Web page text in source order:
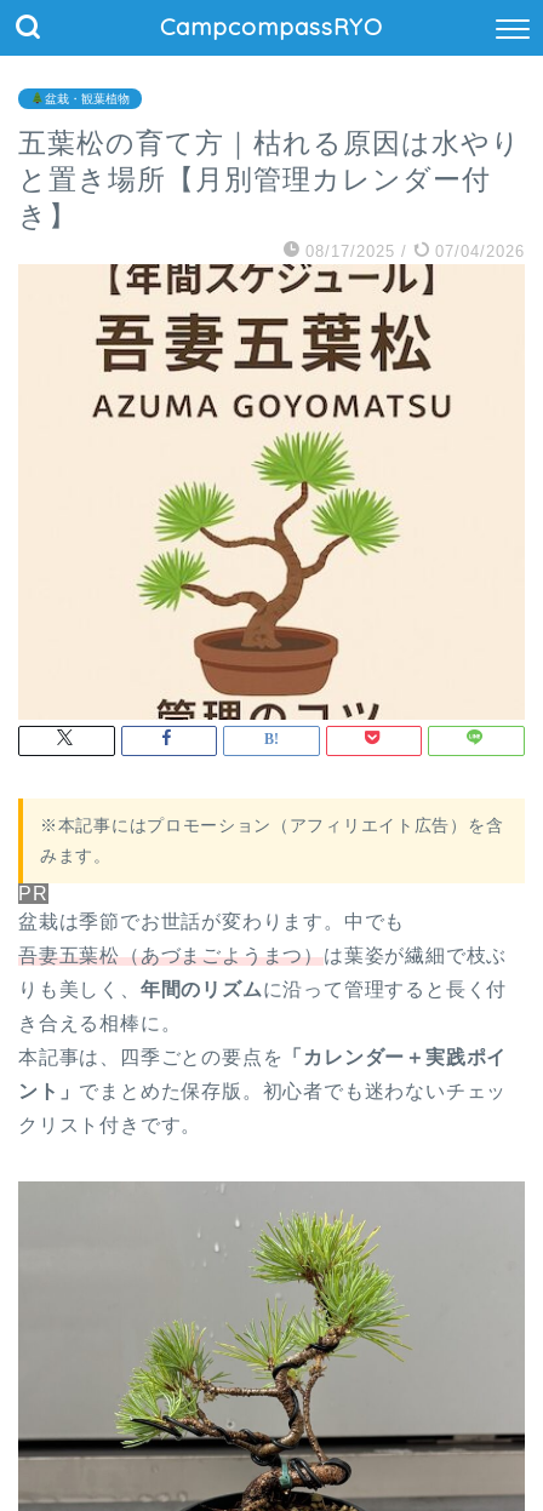
CampcompassRYO
盆栽・観葉植物
五葉松の育て方｜枯れる原因は水やり
と置き場所【月別管理カレンダー付
き】
08/17/2025 / 07/04/2026
※本記事にはプロモーション（アフィリエイト広告）を含
みます。
PR
盆栽は季節でお世話が変わります。中でも
吾妻五葉松（あづまごようまつ）は葉姿が繊細で枝ぶ
りも美しく、 年間のリズムに沿って管理すると長く付
き合える相棒に。
本記事は、四季ごとの要点を
「カレンダー＋実践ポイ
ント」 でまとめた保存版。初心者でも迷わないチェッ
クリスト付きです。